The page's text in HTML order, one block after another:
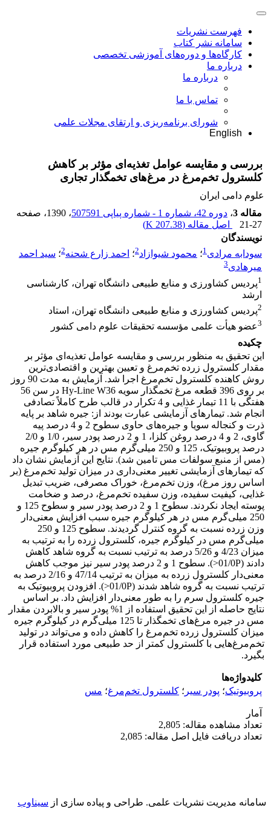
فهرست نشریات
سامانه نشر کتاب
کارگاه‌ها و دوره‌های آموزشی تخصصی
درباره ما
درباره ما
تماس با ما
شورای برنامه‌ریزی و ارتقای مجلات علمی
English
بررسی و مقایسه عوامل تغذیه‌ای مؤثر بر کاهش
کلسترول تخم‌مرغ در مرغ‌های تخمگذار تجاری
علوم دامی ایران
مقاله 3
، دوره 42، شماره 1 - شماره پیاپی 507591 ، 1390
، صفحه
21-27
اصل مقاله (207.38 K
)
نویسندگان
سودابه مرادی1؛ محمود شیوازاد2؛ احمد زارع شحنه2؛ سید احمد
میرهادی3
1پردیس کشاورزی و منابع طبیعی دانشگاه تهران، کارشناسی
ارشد
2پردیس کشاورزی و منابع طبیعی دانشگاه تهران، استاد
3عضو هیأت علمی مؤسسه تحقیقات علوم دامی کشور
چکیده
این تحقیق به منظور بررسی و مقایسه عوامل تغذیه‌ای مؤثر بر
مقدار کلسترول زرده تخم‌مرغ و تعیین بهترین و اقتصادی‌ترین
روش کاهنده کلسترول تخم‌مرغ اجرا شد. آزمایش به مدت 90 روز
بر روی 396 قطعه مرغ تخمگذار سویه Hy-Line W36 در سن 56
هفتگی با 11 تیمار غذایی و 4 تکرار در قالب طرح کاملاً تصادفی
انجام شد. تیمارهای آزمایشی عبارت بودند از: جیره شاهد بر پایه
ذرت و کنجاله سویا و جیره‌های حاوی سطوح 2 و 4 درصد پیه
گاوی، 2 و 4 درصد روغن کلزا، 1 و 2 درصد پودر سیر، 1/0 و 2/0
درصد پروبیوتیک، 125 و 250 میلی‌گرم مس در هر کیلوگرم جیره
(مس از منبع سولفات مس تامین شد). نتایج این آزمایش نشان داد
که تیمارهای آزمایشی تغییر معنی‌داری در میزان تولید تخم‌مرغ (بر
اساس روز مرغ)، وزن تخم‌مرغ، خوراک مصرفی، ضریب تبدیل
غذایی، کیفیت سفیده، وزن سفیده تخم‌مرغ، درصد و ضخامت
پوسته ایجاد نکردند. سطوح 1 و 2 درصد پودر سیر و سطوح 125 و
250 میلی‌گرم مس در هر کیلوگرم جیره سبب افزایش معنی‌دار
وزن زرده نسبت به گروه کنترل گردیدند. سطوح 125 و 250
میلی‌گرم مس در کیلوگرم جیره، کلسترول زرده را به ترتیب به
میزان 4/23 و 5/26 درصد به ترتیب نسبت به گروه شاهد کاهش
دادند (01/0P<). سطوح 1 و 2 درصد پودر سیر نیز موجب کاهش
معنی‌دار کلسترول زرده به میزان به ترتیب 47/14 و 2/16 درصد به
ترتیب نسبت به گروه شاهد شدند (01/0P<). افزودن پروبیوتیک به
جیره کلسترول سرم را به طور معنی‌دار افزایش داد. بر اساس
نتایج حاصله از این تحقیق استفاده از 1% پودر سیر و بالابردن مقدار
مس در جیره مرغ‌های تخمگذار تا 125 میلی‌گرم در کیلوگرم جیره
میزان کلسترول زرده تخم‌مرغ را کاهش داده و می‌تواند در تولید
تخم‌مرغ‌هایی با کلسترول کمتر از حد طبیعی مورد استفاده قرار
بگیرد.
کلیدواژه‌ها
پروبیوتیک؛ پودر سیر ؛ کلسترول تخم‌مرغ؛ مس
آمار
تعداد مشاهده مقاله: 2,805
تعداد دریافت فایل اصل مقاله: 2,085
سامانه مدیریت نشریات علمی. طراحی و پیاده سازی از سیناوب